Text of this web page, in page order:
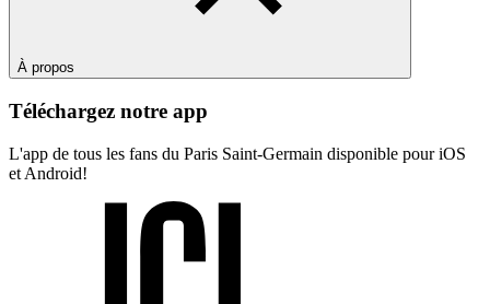
À propos
Téléchargez notre app
L'app de tous les fans du Paris Saint-Germain disponible pour iOS
et Android!